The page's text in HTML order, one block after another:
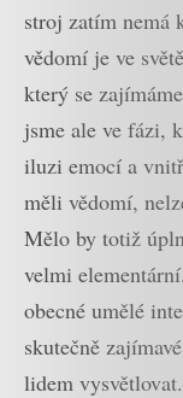
stroj zatím nemá
vědomí je ve
který se
jsme ale ve fázi,
iluzi emocí a
měli vědomí,
Mělo by totiž
velmi
obecné umělé
skutečně
lidem